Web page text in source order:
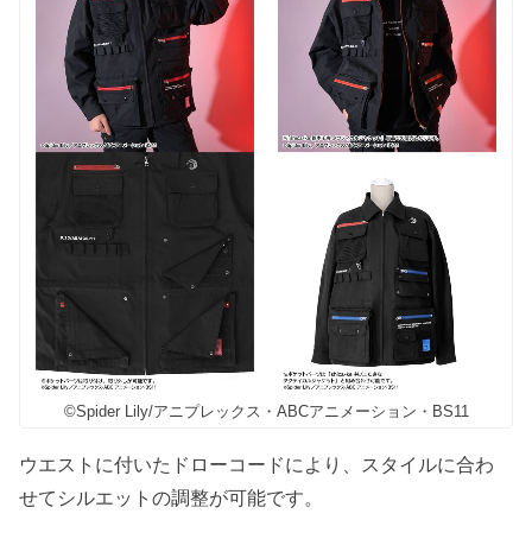
©Spider Lily/アニプレックス・ABCアニメーション・BS11
ウエストに付いたドローコードにより、スタイルに合わ
せてシルエットの調整が可能です。